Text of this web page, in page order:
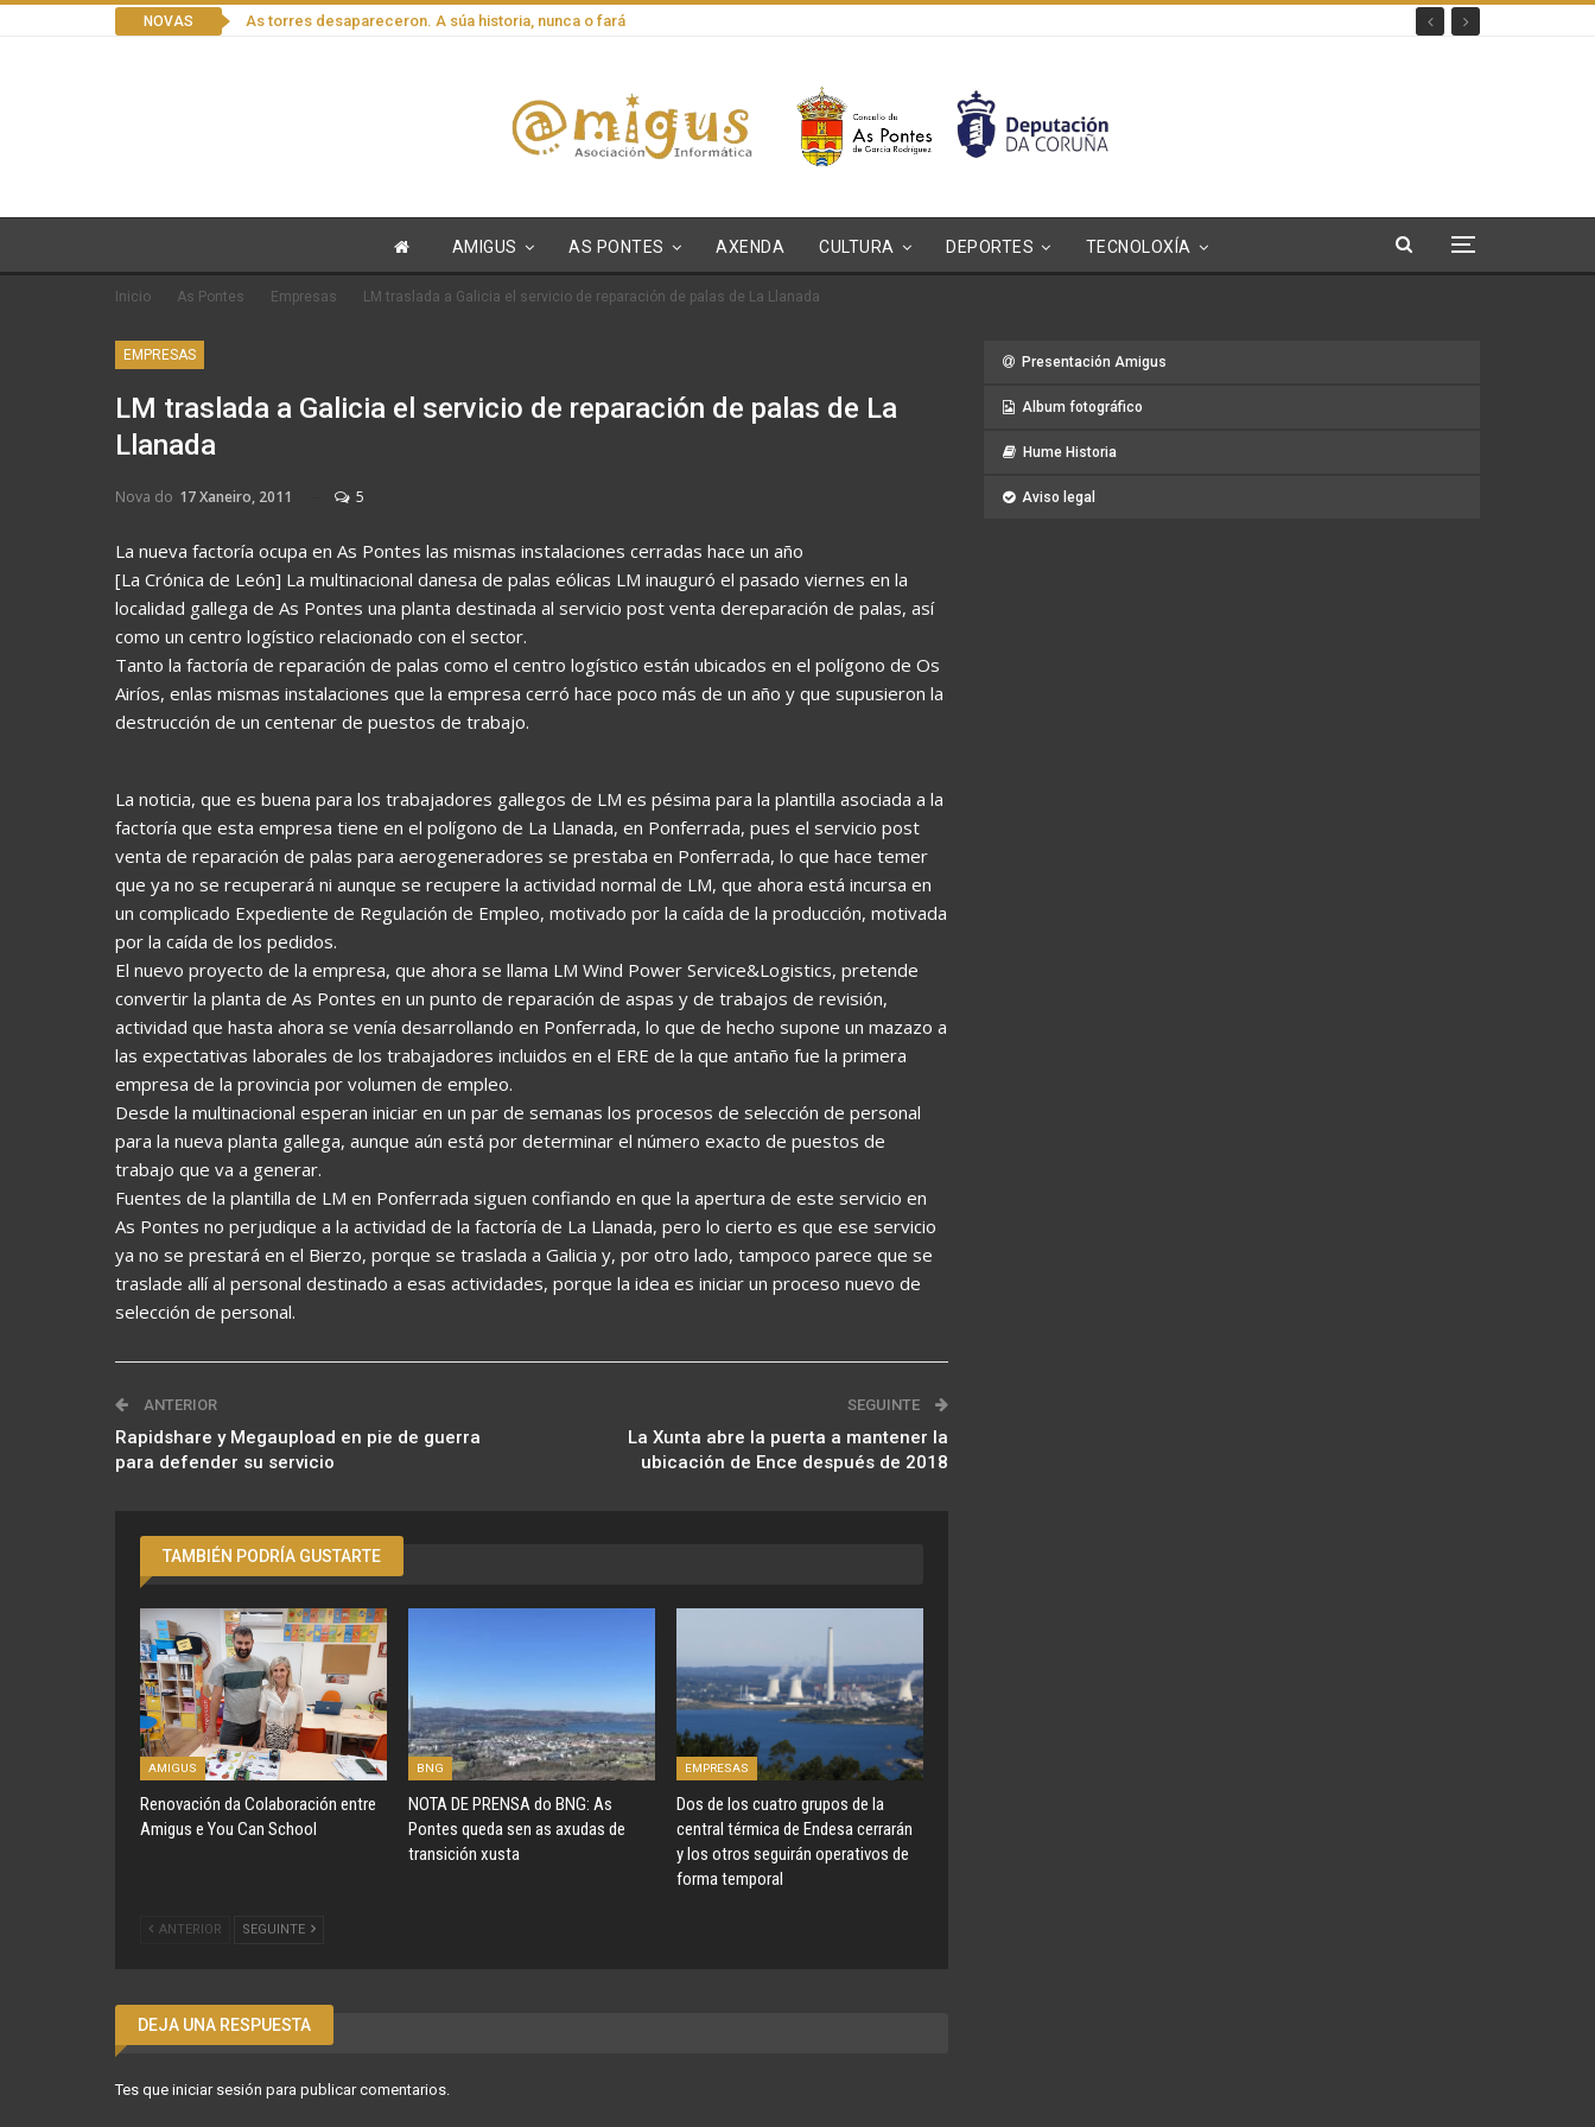
NOVAS As torres desapareceron. A súa historia, nunca o fará
AMIGUS AS PONTES AXENDA CULTURA DEPORTES TECNOLOXÍA
Inicio As Pontes Empresas LM traslada a Galicia el servicio de reparación de palas de La Llanada
EMPRESAS
LM traslada a Galicia el servicio de reparación de palas de La
Llanada
Nova do 17 Xaneiro, 2011 5
La nueva factoría ocupa en As Pontes las mismas instalaciones cerradas hace un año
[La Crónica de León] La multinacional danesa de palas eólicas LM inauguró el pasado viernes en la
localidad gallega de As Pontes una planta destinada al servicio post venta dereparación de palas, así
como un centro logístico relacionado con el sector.
Tanto la factoría de reparación de palas como el centro logístico están ubicados en el polígono de Os
Airíos, enlas mismas instalaciones que la empresa cerró hace poco más de un año y que supusieron la
destrucción de un centenar de puestos de trabajo.
La noticia, que es buena para los trabajadores gallegos de LM es pésima para la plantilla asociada a la
factoría que esta empresa tiene en el polígono de La Llanada, en Ponferrada, pues el servicio post
venta de reparación de palas para aerogeneradores se prestaba en Ponferrada, lo que hace temer
que ya no se recuperará ni aunque se recupere la actividad normal de LM, que ahora está incursa en
un complicado Expediente de Regulación de Empleo, motivado por la caída de la producción, motivada
por la caída de los pedidos.
El nuevo proyecto de la empresa, que ahora se llama LM Wind Power Service&Logistics, pretende
convertir la planta de As Pontes en un punto de reparación de aspas y de trabajos de revisión,
actividad que hasta ahora se venía desarrollando en Ponferrada, lo que de hecho supone un mazazo a
las expectativas laborales de los trabajadores incluidos en el ERE de la que antaño fue la primera
empresa de la provincia por volumen de empleo.
Desde la multinacional esperan iniciar en un par de semanas los procesos de selección de personal
para la nueva planta gallega, aunque aún está por determinar el número exacto de puestos de
trabajo que va a generar.
Fuentes de la plantilla de LM en Ponferrada siguen confiando en que la apertura de este servicio en
As Pontes no perjudique a la actividad de la factoría de La Llanada, pero lo cierto es que ese servicio
ya no se prestará en el Bierzo, porque se traslada a Galicia y, por otro lado, tampoco parece que se
traslade allí al personal destinado a esas actividades, porque la idea es iniciar un proceso nuevo de
selección de personal.
ANTERIOR
Rapidshare y Megaupload en pie de guerra
para defender su servicio
SEGUINTE
La Xunta abre la puerta a mantener la
ubicación de Ence después de 2018
TAMBIÉN PODRÍA GUSTARTE
AMIGUS
Renovación da Colaboración entre
Amigus e You Can School
BNG
NOTA DE PRENSA do BNG: As
Pontes queda sen as axudas de
transición xusta
EMPRESAS
Dos de los cuatro grupos de la
central térmica de Endesa cerrarán
y los otros seguirán operativos de
forma temporal
ANTERIOR SEGUINTE
DEJA UNA RESPUESTA
Tes que iniciar sesión para publicar comentarios.
Presentación Amigus
Album fotográfico
Hume Historia
Aviso legal